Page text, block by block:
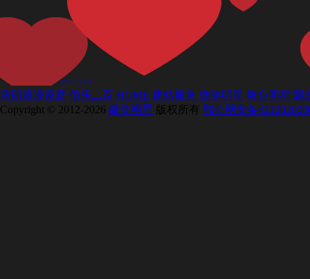
清朗浪漫家庭 伯乐二百 HOME 建站服务 微笑明星 舞台明星 飘
Copyright © 2012-2026 微笑明星 版权所有 鄂公网安备